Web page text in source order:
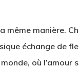
même manière.
échange de
où l’amour